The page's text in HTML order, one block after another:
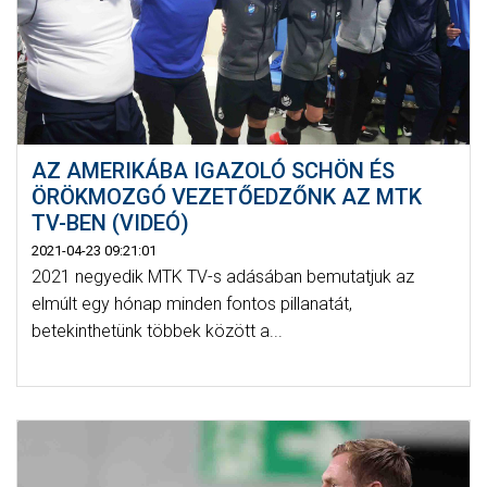
AZ AMERIKÁBA IGAZOLÓ SCHÖN ÉS
ÖRÖKMOZGÓ VEZETŐEDZŐNK AZ MTK
TV-BEN (VIDEÓ)
2021-04-23 09:21:01
2021 negyedik MTK TV-s adásában bemutatjuk az
elmúlt egy hónap minden fontos pillanatát,
betekinthetünk többek között a...